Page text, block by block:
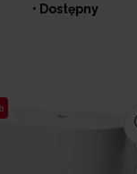
• Dostępny